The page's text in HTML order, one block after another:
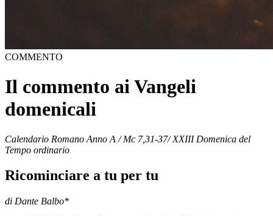
COMMENTO
Il commento ai Vangeli
domenicali
Calendario Romano Anno A / Mc 7,31-37/ XXIII Domenica del
Tempo ordinario
Ricominciare a tu per tu
di Dante Balbo*